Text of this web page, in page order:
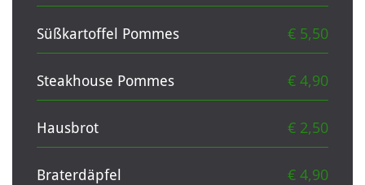
Süßkartoffel Pommes € 5,50
Steakhouse Pommes € 4,90
Hausbrot € 2,50
Braterdäpfel € 4,90